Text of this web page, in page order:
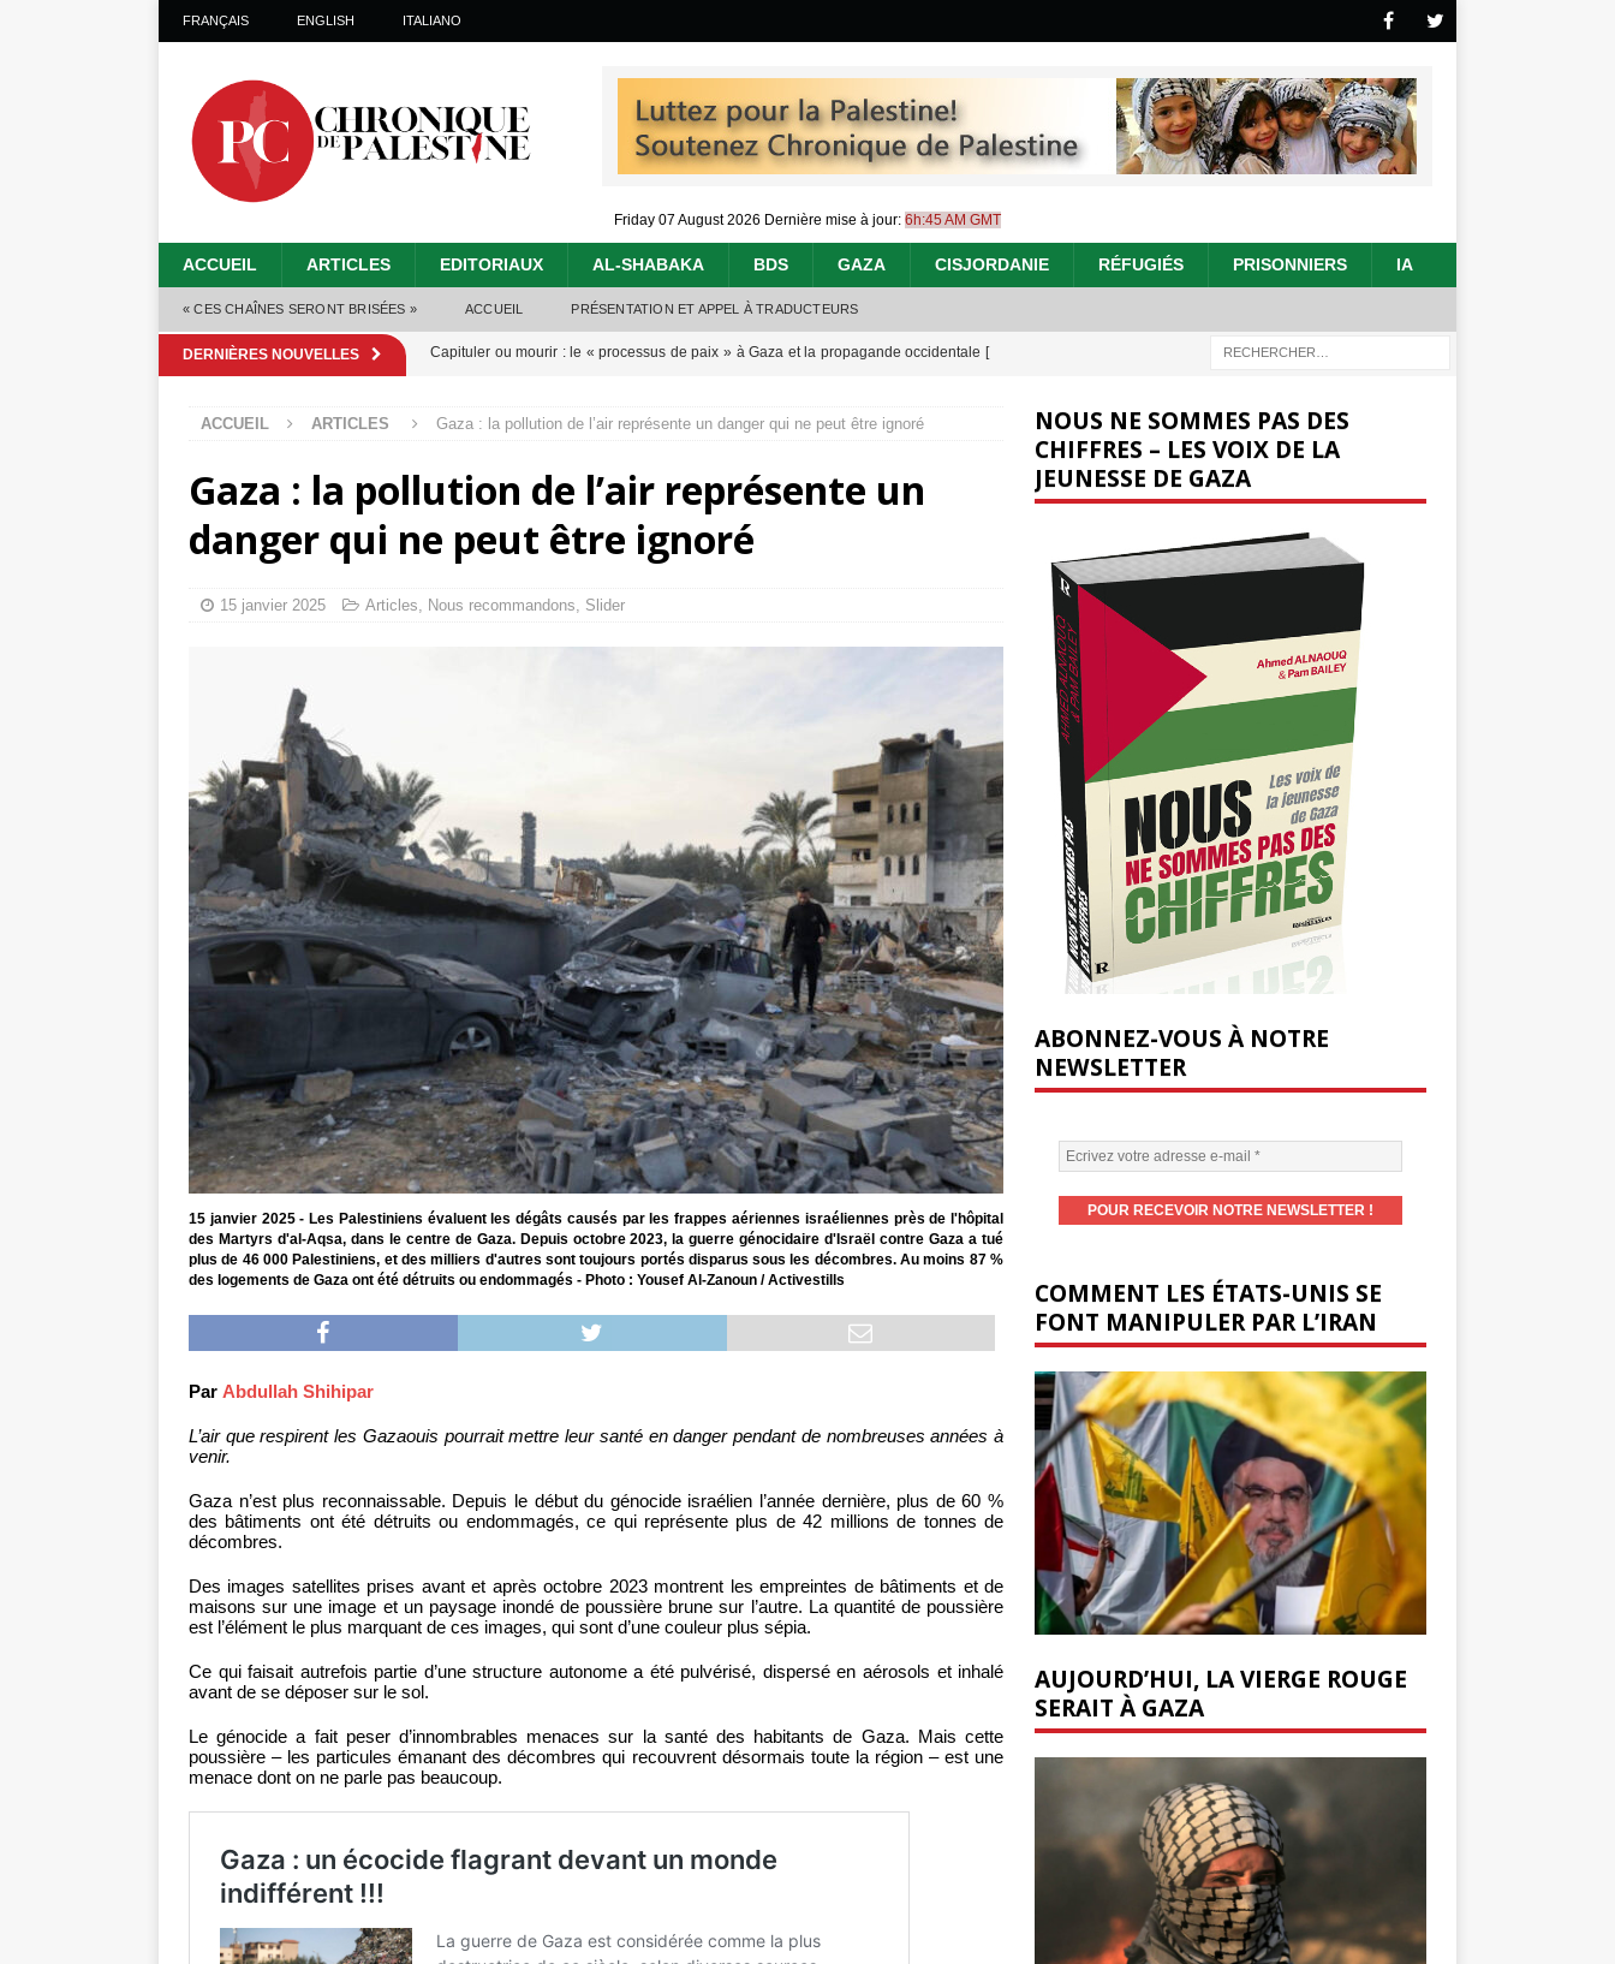
FRANÇAIS ENGLISH ITALIANO
Friday 07 August 2026 Dernière mise à jour: 6h:45 AM GMT
ACCUEIL ARTICLES EDITORIAUX AL-SHABAKA BDS GAZA CISJORDANIE RÉFUGIÉS PRISONNIERS IA
« CES CHAÎNES SERONT BRISÉES » ACCUEIL PRÉSENTATION ET APPEL À TRADUCTEURS
DERNIÈRES NOUVELLES Capituler ou mourir : le « processus de paix » à Gaza et la propagande occidentale [
Mille jours de génocide : l’histoire de Gaza au-delà des chiffres[ 5 août 2026 ]
Les Israéliens effacent les preuves du génocide à Gaza [ 4 août 2026 ]
Alors que Trump annonce un « accord de paix » à Gaza, les Israéliens multiplie les
tueries [ 4 août 2026 ]
Gaza : les Israéliens bombardent des entrepôts de médicaments, aggravant ainsi la
ACCUEIL ARTICLES Gaza : la pollution de l’air représente un danger qui ne peut être ignoré
Gaza : la pollution de l’air représente un
danger qui ne peut être ignoré
15 janvier 2025 Articles, Nous recommandons, Slider
15 janvier 2025 - Les Palestiniens évaluent les dégâts causés par les frappes aériennes israéliennes près de l'hôpital
des Martyrs d'al-Aqsa, dans le centre de Gaza. Depuis octobre 2023, la guerre génocidaire d'Israël contre Gaza a tué
plus de 46 000 Palestiniens, et des milliers d'autres sont toujours portés disparus sous les décombres. Au moins 87 %
des logements de Gaza ont été détruits ou endommagés - Photo : Yousef Al-Zanoun / Activestills
Par Abdullah Shihipar
L’air que respirent les Gazaouis pourrait mettre leur santé en danger pendant de nombreuses années à
venir.
Gaza n’est plus reconnaissable. Depuis le début du génocide israélien l’année dernière, plus de 60 %
des bâtiments ont été détruits ou endommagés, ce qui représente plus de 42 millions de tonnes de
décombres.
Des images satellites prises avant et après octobre 2023 montrent les empreintes de bâtiments et de
maisons sur une image et un paysage inondé de poussière brune sur l’autre. La quantité de poussière
est l’élément le plus marquant de ces images, qui sont d’une couleur plus sépia.
Ce qui faisait autrefois partie d’une structure autonome a été pulvérisé, dispersé en aérosols et inhalé
avant de se déposer sur le sol.
Le génocide a fait peser d’innombrables menaces sur la santé des habitants de Gaza. Mais cette
poussière – les particules émanant des décombres qui recouvrent désormais toute la région – est une
menace dont on ne parle pas beaucoup.
NOUS NE SOMMES PAS DES
CHIFFRES – LES VOIX DE LA
JEUNESSE DE GAZA
ABONNEZ-VOUS À NOTRE
NEWSLETTER
COMMENT LES ÉTATS-UNIS SE
FONT MANIPULER PAR L’IRAN
AUJOURD’HUI, LA VIERGE ROUGE
SERAIT À GAZA